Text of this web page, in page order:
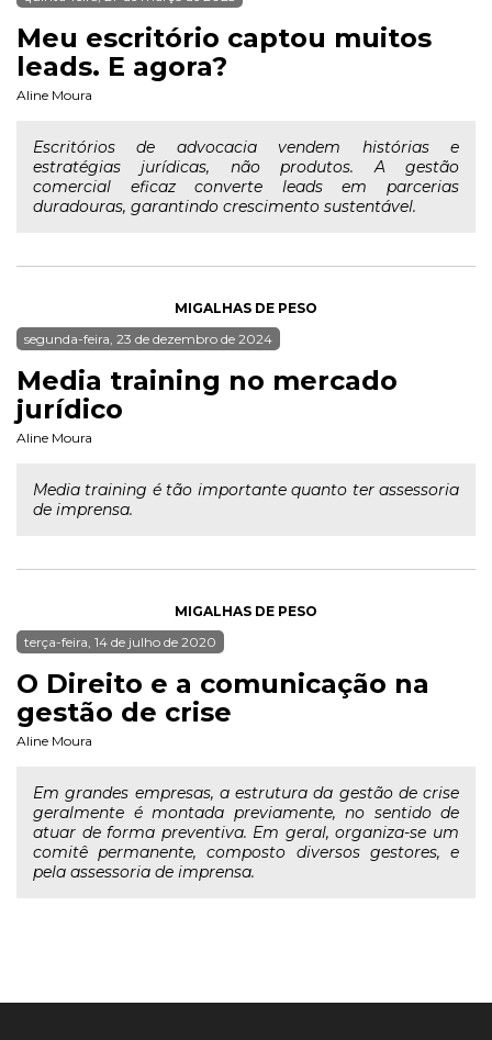
Meu escritório captou muitos
leads. E agora?
Aline Moura
Escritórios de advocacia vendem histórias e
estratégias jurídicas, não produtos. A gestão
comercial eficaz converte leads em parcerias
duradouras, garantindo crescimento sustentável.
MIGALHAS DE PESO
segunda-feira, 23 de dezembro de 2024
Media training no mercado
jurídico
Aline Moura
Media training é tão importante quanto ter assessoria
de imprensa.
MIGALHAS DE PESO
terça-feira, 14 de julho de 2020
O Direito e a comunicação na
gestão de crise
Aline Moura
Em grandes empresas, a estrutura da gestão de crise
geralmente é montada previamente, no sentido de
atuar de forma preventiva. Em geral, organiza-se um
comitê permanente, composto diversos gestores, e
pela assessoria de imprensa.